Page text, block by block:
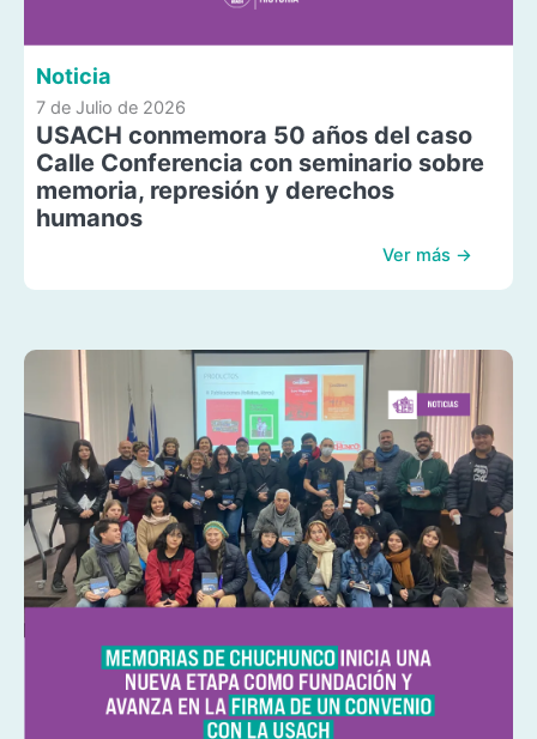
Noticia
7 de Julio de 2026
USACH conmemora 50 años del caso
Calle Conferencia con seminario sobre
memoria, represión y derechos
humanos
Ver más →